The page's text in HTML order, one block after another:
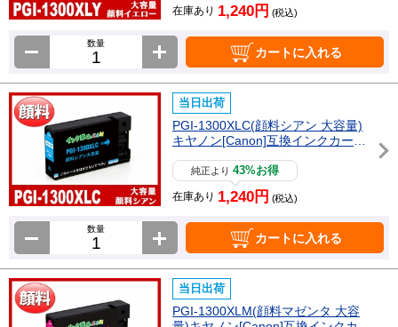
在庫あり 1,240円 (税込)
数量
カートに入れる
当日出荷
PGI-1300XLC(顔料シアン 大容量)
キヤノン[Canon]互換インクカート
純正より43%お得
在庫あり 1,240円 (税込)
数量
カートに入れる
当日出荷
PGI-1300XLM(顔料マゼンタ 大容